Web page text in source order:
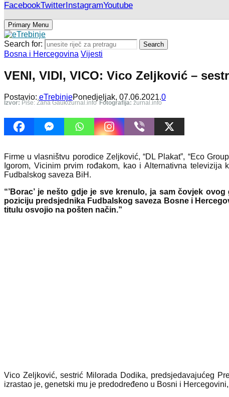
FacebookTwitterInstagramYoutube
Primary Menu
Search for: Search
Bosna i Hercegovina Vijesti
VENI, VIDI, VICO: Vico Zeljković –
Postavio:eTrebinjePonedjeljak, 07.06.2021.0
Izvor: Piše: Žana Gauk/žurnal.info Fotografija: žurnal.info
Firme u vlasništvu porodice Zeljković, “DL Plakat”, “Eco
Igorom, Vicinim prvim rođakom, kao i Alternativna
Fudbalskog saveza BiH.
“’Borac’ je nešto gdje je sve krenulo, ja sam čovjek
poziciju predsjednika Fudbalskog saveza Bosne i
titulu osvojio na pošten način.”
Vico Zeljković, sestrić Milorada Dodika, predsjedavajućeg
izrastao je, genetski mu je predodređeno u Bosni i